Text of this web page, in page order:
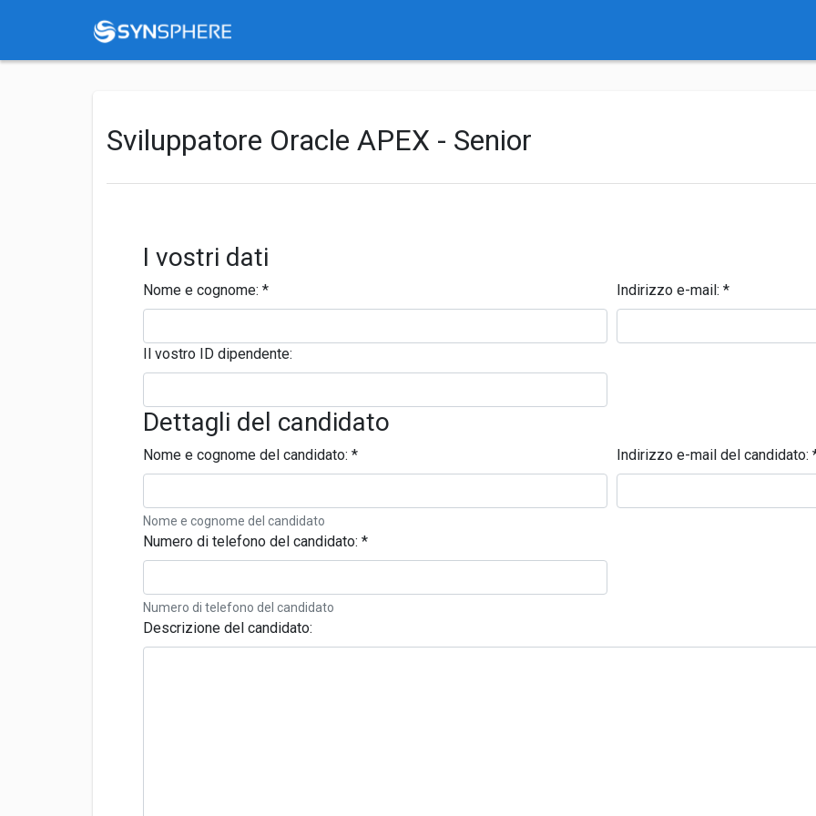
Sviluppatore Oracle APEX - Senior
I vostri dati
Nome e cognome: * Indirizzo e-mail: *
Il vostro ID dipendente:
Dettagli del candidato
Nome e cognome del candidato: *
Nome e cognome del candidato
Indirizzo e-mail del candidato:
Numero di telefono del candidato: *
Numero di telefono del candidato
Descrizione del candidato: